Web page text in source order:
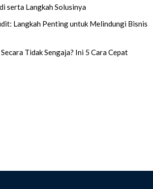
serta Langkah Solusinya
Langkah Penting untuk Melindungi Bisnis
Tidak Sengaja? Ini 5 Cara Cepat